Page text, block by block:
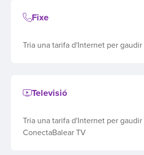
Fixe
Tria una tarifa d'Internet per
Televisió
Tria una tarifa d'Internet per
ConectaBalear TV